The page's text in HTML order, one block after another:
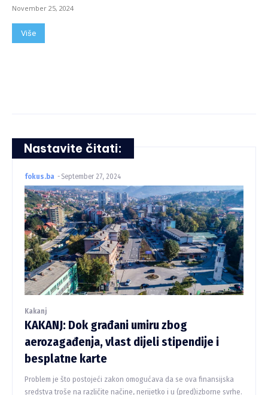
November 25, 2024
Više
Nastavite čitati:
fokus.ba - September 27, 2024
Kakanj
KAKANJ: Dok građani umiru zbog
aerozagađenja, vlast dijeli stipendije i
besplatne karte
Problem je što postojeći zakon omogućava da se ova finansijska
sredstva troše na različite načine, nerijetko i u (pred)izborne svrhe.